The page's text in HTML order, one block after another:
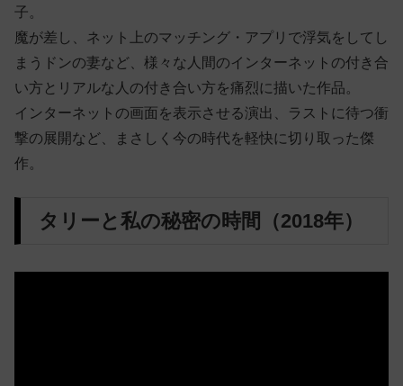
子。
魔が差し、ネット上のマッチング・アプリで浮気をしてし
まうドンの妻など、様々な人間のインターネットの付き合
い方とリアルな人の付き合い方を痛烈に描いた作品。
インターネットの画面を表示させる演出、ラストに待つ衝
撃の展開など、まさしく今の時代を軽快に切り取った傑
作。
タリーと私の秘密の時間（2018年）